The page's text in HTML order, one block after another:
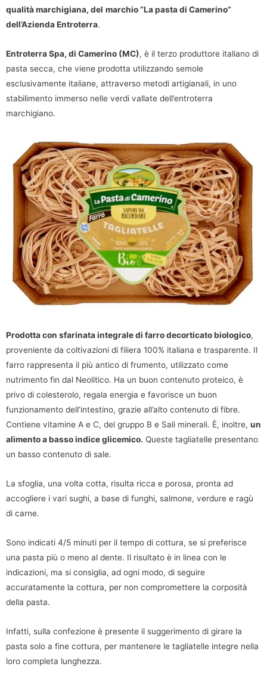
qualità marchigiana, del marchio “La pasta di Camerino”
dell’Azienda Entroterra.
Entroterra Spa, di Camerino (MC), è il terzo produttore italiano di
pasta secca, che viene prodotta utilizzando semole
esclusivamente italiane, attraverso metodi artigianali, in uno
stabilimento immerso nelle verdi vallate dell’entroterra
marchigiano.
Prodotta con sfarinata integrale di farro decorticato biologico,
proveniente da coltivazioni di filiera 100% italiana e trasparente. Il
farro rappresenta il più antico di frumento, utilizzato come
nutrimento fin dal Neolitico. Ha un buon contenuto proteico, è
privo di colesterolo, regala energia e favorisce un buon
funzionamento dell’intestino, grazie all’alto contenuto di fibre.
Contiene vitamine A e C, del gruppo B e Sali minerali. È, inoltre, un
alimento a basso indice glicemico. Queste tagliatelle presentano
un basso contenuto di sale.
La sfoglia, una volta cotta, risulta ricca e porosa, pronta ad
accogliere i vari sughi, a base di funghi, salmone, verdure e ragù
di carne.
Sono indicati 4/5 minuti per il tempo di cottura, se si preferisce
una pasta più o meno al dente. Il risultato è in linea con le
indicazioni, ma si consiglia, ad ogni modo, di seguire
accuratamente la cottura, per non compromettere la corposità
della pasta.
Infatti, sulla confezione è presente il suggerimento di girare la
pasta solo a fine cottura, per mantenere le tagliatelle integre nella
loro completa lunghezza.